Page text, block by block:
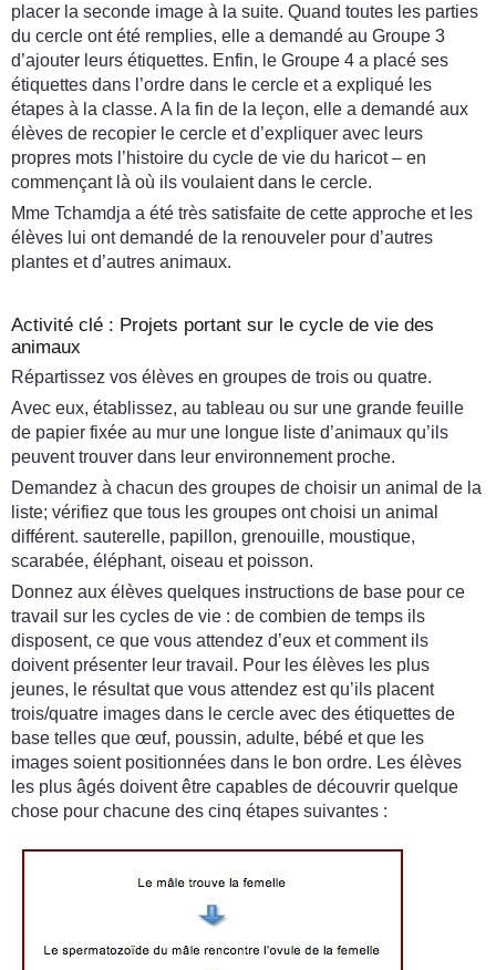
placer la seconde image à la suite. Quand toutes les parties
du cercle ont été remplies, elle a demandé au Groupe 3
d’ajouter leurs étiquettes. Enfin, le Groupe 4 a placé ses
étiquettes dans l’ordre dans le cercle et a expliqué les
étapes à la classe. A la fin de la leçon, elle a demandé aux
élèves de recopier le cercle et d’expliquer avec leurs
propres mots l’histoire du cycle de vie du haricot – en
commençant là où ils voulaient dans le cercle.
Mme Tchamdja a été très satisfaite de cette approche et les
élèves lui ont demandé de la renouveler pour d’autres
plantes et d’autres animaux.
Activité clé : Projets portant sur le cycle de vie des
animaux
Répartissez vos élèves en groupes de trois ou quatre.
Avec eux, établissez, au tableau ou sur une grande feuille
de papier fixée au mur une longue liste d’animaux qu’ils
peuvent trouver dans leur environnement proche.
Demandez à chacun des groupes de choisir un animal de la
liste; vérifiez que tous les groupes ont choisi un animal
différent. sauterelle, papillon, grenouille, moustique,
scarabée, éléphant, oiseau et poisson.
Donnez aux élèves quelques instructions de base pour ce
travail sur les cycles de vie : de combien de temps ils
disposent, ce que vous attendez d’eux et comment ils
doivent présenter leur travail. Pour les élèves les plus
jeunes, le résultat que vous attendez est qu’ils placent
trois/quatre images dans le cercle avec des étiquettes de
base telles que œuf, poussin, adulte, bébé et que les
images soient positionnées dans le bon ordre. Les élèves
les plus âgés doivent être capables de découvrir quelque
chose pour chacune des cinq étapes suivantes :